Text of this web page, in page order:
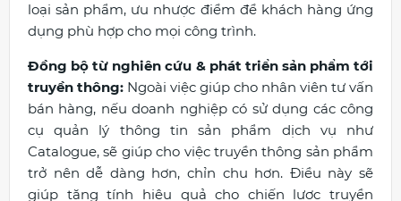
loại sản phẩm, ưu nhược điểm để khách hàng ứng
dụng phù hợp cho mọi công trình.
Đồng bộ từ nghiên cứu & phát triển sản phẩm tới
truyền thông: Ngoài việc giúp cho nhân viên tư vấn
bán hàng, nếu doanh nghiệp có sử dụng các công
cụ quản lý thông tin sản phẩm dịch vụ như
Catalogue, sẽ giúp cho việc truyền thông sản phẩm
trở nên dễ dàng hơn, chỉn chu hơn. Điều này sẽ
giúp tăng tính hiệu quả cho chiến lược truyền